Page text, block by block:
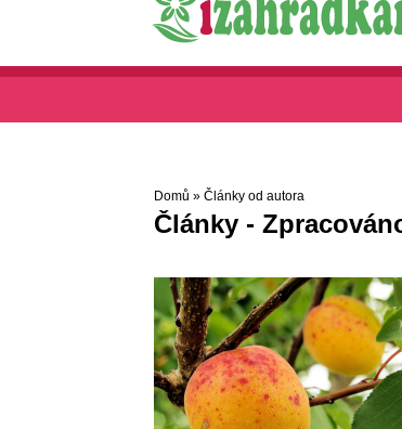
Domů » Články od autora
Články -